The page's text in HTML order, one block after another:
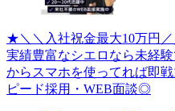
★＼＼入社祝金最大10万円
実績豊富なシエロなら未経
からスマホを使ってれば即
ピード採用・WEB面談◎